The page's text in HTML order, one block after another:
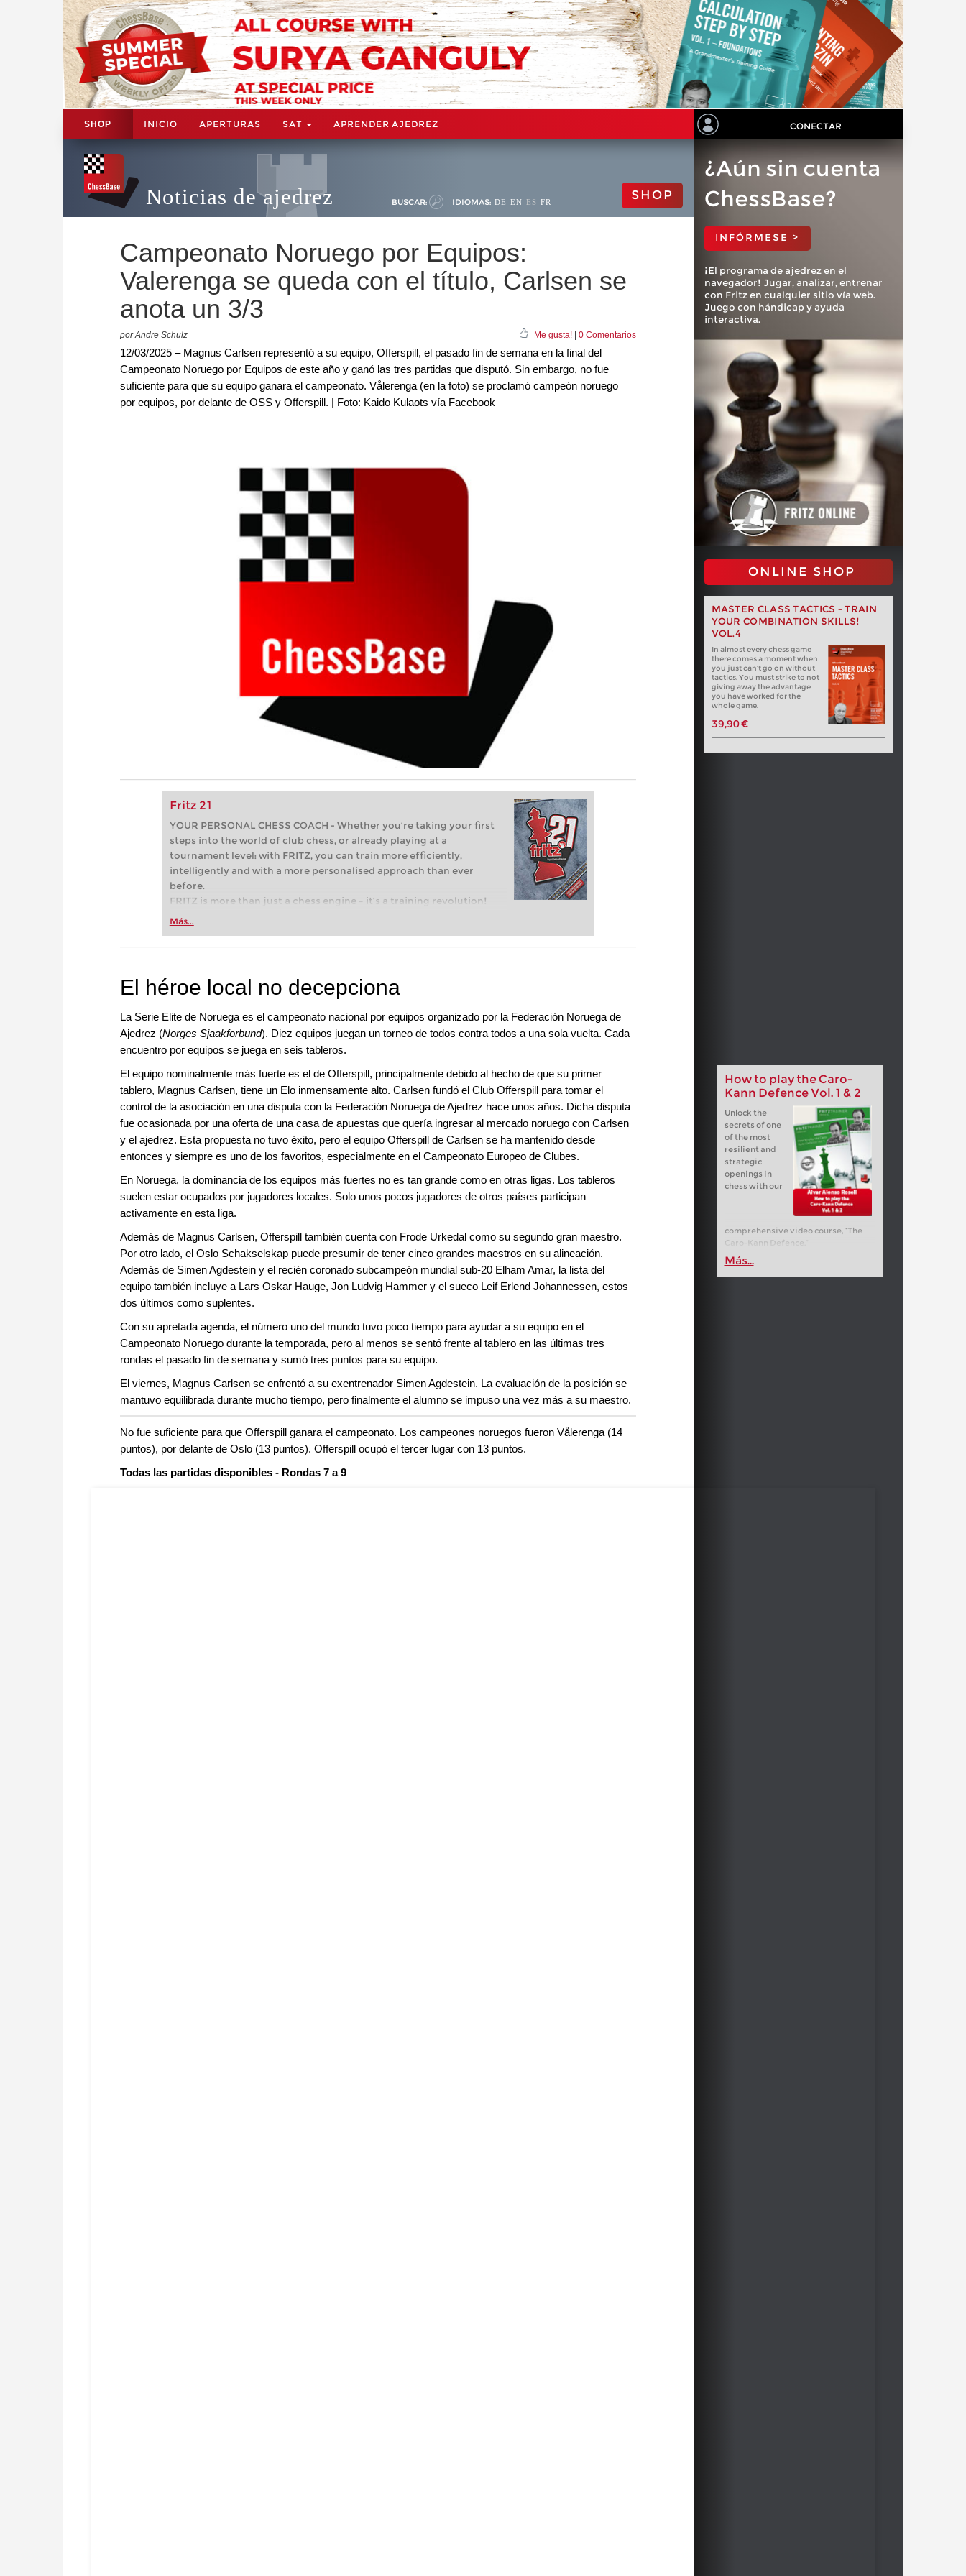
SHOP INICIO APERTURAS SAT APRENDER AJEDREZ CONECTAR
Noticias de ajedrez BUSCAR: IDIOMAS: DE EN ES FR SHOP
Campeonato Noruego por Equipos:
Valerenga se queda con el título, Carlsen se
anota un 3/3
por Andre Schulz Me gusta!| 0 Comentarios
12/03/2025 – Magnus Carlsen representó a su equipo, Offerspill, el pasado fin de semana en la final del
Campeonato Noruego por Equipos de este año y ganó las tres partidas que disputó. Sin embargo, no fue
suficiente para que su equipo ganara el campeonato. Vålerenga (en la foto) se proclamó campeón noruego
por equipos, por delante de OSS y Offerspill. | Foto: Kaido Kulaots vía Facebook
Fritz 21
YOUR PERSONAL CHESS COACH - Whether you’re taking your first
steps into the world of club chess, or already playing at a
tournament level: with FRITZ, you can train more efficiently,
intelligently and with a more personalised approach than ever
before.
FRITZ is more than just a chess engine – it’s a training revolution!
Whether you’re taking your first steps into the world of club chess,
more efficiently, intelligently and with a more personalised
Más...
¿Aún sin cuenta
ChessBase?
INFÓRMESE >
¡El programa de ajedrez en el
navegador! Jugar, analizar, entrenar
con Fritz en cualquier sitio vía web.
Juego con hándicap y ayuda
interactiva.
ONLINE SHOP
MASTER CLASS TACTICS - TRAIN
YOUR COMBINATION SKILLS!
VOL.4
In almost every chess game
there comes a moment when
you just can’t go on without
tactics. You must strike to not
giving away the advantage
you have worked for the
whole game.
39,90 €
El héroe local no decepciona
La Serie Elite de Noruega es el campeonato nacional por equipos organizado por la Federación Noruega de
Ajedrez (Norges Sjaakforbund). Diez equipos juegan un torneo de todos contra todos a una sola vuelta. Cada
encuentro por equipos se juega en seis tableros.
How to play the Caro-
Kann Defence Vol. 1 & 2
Unlock the
secrets of one
of the most
resilient and
strategic
openings in
chess with our
comprehensive video course, “The
Caro-Kann Defence.”
Más...
El equipo nominalmente más fuerte es el de Offerspill, principalmente debido al hecho de que su primer
tablero, Magnus Carlsen, tiene un Elo inmensamente alto. Carlsen fundó el Club Offerspill para tomar el
control de la asociación en una disputa con la Federación Noruega de Ajedrez hace unos años. Dicha disputa
fue ocasionada por una oferta de una casa de apuestas que quería ingresar al mercado noruego con Carlsen
y el ajedrez. Esta propuesta no tuvo éxito, pero el equipo Offerspill de Carlsen se ha mantenido desde
entonces y siempre es uno de los favoritos, especialmente en el Campeonato Europeo de Clubes.
En Noruega, la dominancia de los equipos más fuertes no es tan grande como en otras ligas. Los tableros
suelen estar ocupados por jugadores locales. Solo unos pocos jugadores de otros países participan
activamente en esta liga.
Además de Magnus Carlsen, Offerspill también cuenta con Frode Urkedal como su segundo gran maestro.
Por otro lado, el Oslo Schakselskap puede presumir de tener cinco grandes maestros en su alineación.
Además de Simen Agdestein y el recién coronado subcampeón mundial sub-20 Elham Amar, la lista del
equipo también incluye a Lars Oskar Hauge, Jon Ludvig Hammer y el sueco Leif Erlend Johannessen, estos
dos últimos como suplentes.
Con su apretada agenda, el número uno del mundo tuvo poco tiempo para ayudar a su equipo en el
Campeonato Noruego durante la temporada, pero al menos se sentó frente al tablero en las últimas tres
rondas el pasado fin de semana y sumó tres puntos para su equipo.
El viernes, Magnus Carlsen se enfrentó a su exentrenador Simen Agdestein. La evaluación de la posición se
mantuvo equilibrada durante mucho tiempo, pero finalmente el alumno se impuso una vez más a su maestro.
No fue suficiente para que Offerspill ganara el campeonato. Los campeones noruegos fueron Vålerenga (14
puntos), por delante de Oslo (13 puntos). Offerspill ocupó el tercer lugar con 13 puntos.
Todas las partidas disponibles - Rondas 7 a 9